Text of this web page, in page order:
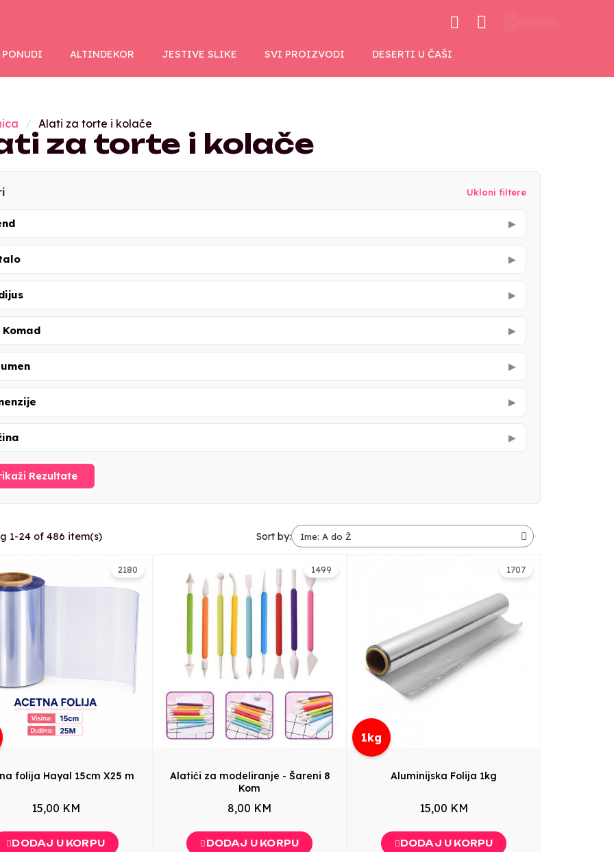
ALTINDEKOR JESTIVE SLIKE SVI PROIZVODI DESERTI U ČAŠI
Alati za torte i kolače
za torte i kolače
Ukloni filtere
▶
▶
▶
▶
▶
▶
▶
Rezultate
1-24 of 486 item(s) Sort by:
2180
folija Hayal 15cm X25 m
15,00 KM
DODAJ U KORPU
1499
Alatići za modeliranje - Šareni 8
Kom
8,00 KM
DODAJ U KORPU
1707
1kg
Aluminijska Folija 1kg
15,00 KM
DODAJ U KORPU